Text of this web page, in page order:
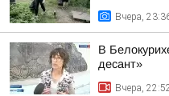
Вчера,
В
десант»
Вчера,